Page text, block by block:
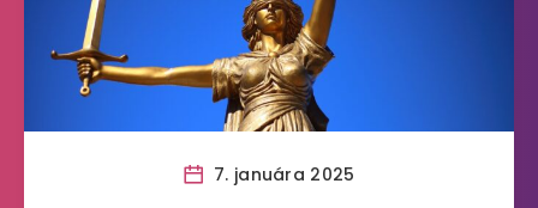
7. januára 2025